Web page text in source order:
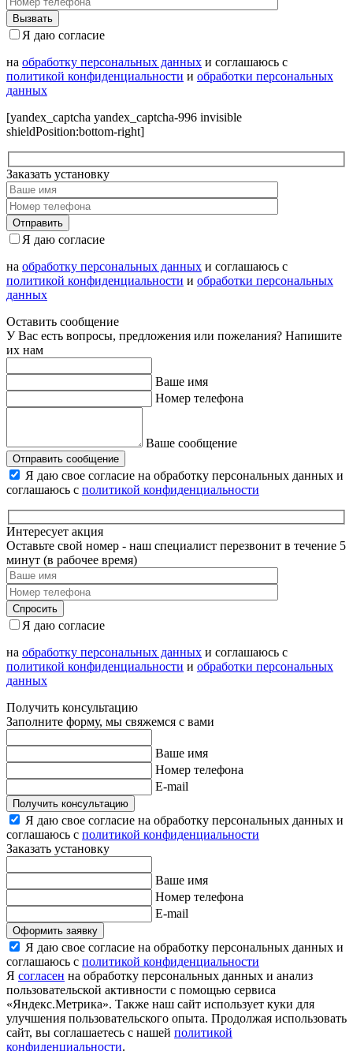
Я даю согласие
на обработку персональных данных и соглашаюсь с
политикой конфиденциальности и обработки персональных
данных
[yandex_captcha yandex_captcha-996 invisible
shieldPosition:bottom-right]
Заказать установку
Я даю согласие
на обработку персональных данных и соглашаюсь с
политикой конфиденциальности и обработки персональных
данных
Оставить сообщение
У Вас есть вопросы, предложения или пожелания? Напишите
их нам
Ваше имя
Номер телефона
Ваше сообщение
Отправить сообщение
Я даю свое согласие на обработку персональных данных и
соглашаюсь с политикой конфиденциальности
Интересует акция
Оставьте свой номер - наш специалист перезвонит в течение 5
минут (в рабочее время)
Я даю согласие
на обработку персональных данных и соглашаюсь с
политикой конфиденциальности и обработки персональных
данных
Получить консультацию
Заполните форму, мы свяжемся с вами
Ваше имя
Номер телефона
E-mail
Получить консультацию
Я даю свое согласие на обработку персональных данных и
соглашаюсь с политикой конфиденциальности
Заказать установку
Ваше имя
Номер телефона
E-mail
Оформить заявку
Я даю свое согласие на обработку персональных данных и
соглашаюсь с политикой конфиденциальности
Я согласен на обработку персональных данных и анализ
пользовательской активности с помощью сервиса
«Яндекс.Метрика». Также наш сайт использует куки для
улучшения пользовательского опыта. Продолжая использовать
сайт, вы соглашаетесь с нашей политикой
конфиденциальности.